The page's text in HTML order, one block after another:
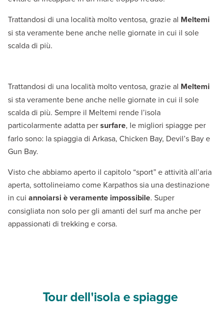
Trattandosi di una località molto ventosa, grazie al Meltemi
si sta veramente bene anche nelle giornate in cui il sole
scalda di più.
Trattandosi di una località molto ventosa, grazie al Meltemi
si sta veramente bene anche nelle giornate in cui il sole
scalda di più. Sempre il Meltemi rende l’isola
particolarmente adatta persurfare, le migliori spiagge per
farlo sono: la spiaggia di Arkasa, Chicken Bay, Devil’s Bay e
Gun Bay.
Visto che abbiamo aperto il capitolo “sport” e attività all’aria
aperta, sottolineiamo come Karpathos sia una destinazione
in cui annoiarsi è veramente impossibile. Super
consigliata non solo per gli amanti del surf ma anche per
appassionati di trekking e corsa.
Tour dell'isola e spiagge